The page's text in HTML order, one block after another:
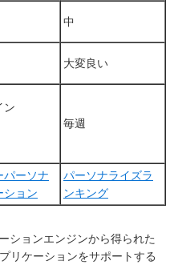
中
大変良い
ン
毎週
パーソナ
ション
パーソナライズラ
ンキング
ションエンジンから得られた
リケーションをサポートする